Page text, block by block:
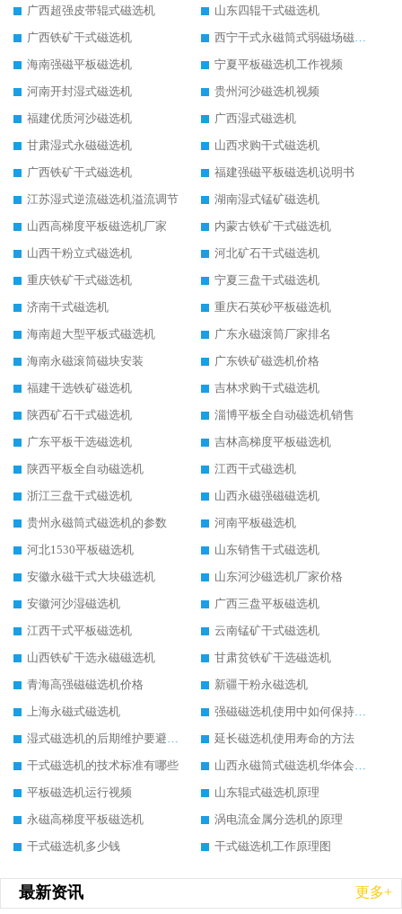
广西超强皮带辊式磁选机
山东四辊干式磁选机
广西铁矿干式磁选机
西宁干式永磁筒式弱磁场磁选机结构图
海南强磁平板磁选机
宁夏平板磁选机工作视频
河南开封湿式磁选机
贵州河沙磁选机视频
福建优质河沙磁选机
广西湿式磁选机
甘肃湿式永磁磁选机
山西求购干式磁选机
广西铁矿干式磁选机
福建强磁平板磁选机说明书
江苏湿式逆流磁选机溢流调节
湖南湿式锰矿磁选机
山西高梯度平板磁选机厂家
内蒙古铁矿干式磁选机
山西干粉立式磁选机
河北矿石干式磁选机
重庆铁矿干式磁选机
宁夏三盘干式磁选机
济南干式磁选机
重庆石英砂平板磁选机
海南超大型平板式磁选机
广东永磁滚筒厂家排名
海南永磁滚筒磁块安装
广东铁矿磁选机价格
福建干选铁矿磁选机
吉林求购干式磁选机
陕西矿石干式磁选机
淄博平板全自动磁选机销售
广东平板干选磁选机
吉林高梯度平板磁选机
陕西平板全自动磁选机
江西干式磁选机
浙江三盘干式磁选机
山西永磁强磁磁选机
贵州永磁筒式磁选机的参数
河南平板磁选机
河北1530平板磁选机
山东销售干式磁选机
安徽永磁干式大块磁选机
山东河沙磁选机厂家价格
安徽河沙湿磁选机
广西三盘平板磁选机
江西干式平板磁选机
云南锰矿干式磁选机
山西铁矿干选永磁磁选机
甘肃贫铁矿干选磁选机
青海高强磁磁选机价格
新疆干粉永磁选机
上海永磁式磁选机
强磁磁选机使用中如何保持其顺畅运行
湿式磁选机的后期维护要避开哪些坑
延长磁选机使用寿命的方法
干式磁选机的技术标准有哪些
山西永磁筒式磁选机华体会手机网页版-华体会(中国)
平板磁选机运行视频
山东辊式磁选机原理
永磁高梯度平板磁选机
涡电流金属分选机的原理
干式磁选机多少钱
干式磁选机工作原理图
最新资讯 更多+